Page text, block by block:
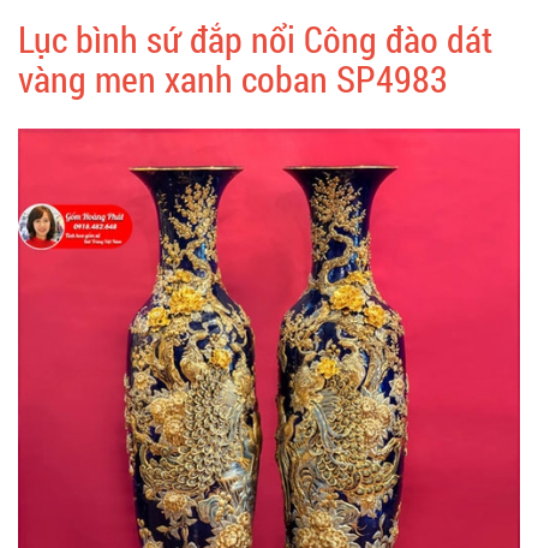
Lục bình sứ đắp nổi Công đào dát
vàng men xanh coban SP4983